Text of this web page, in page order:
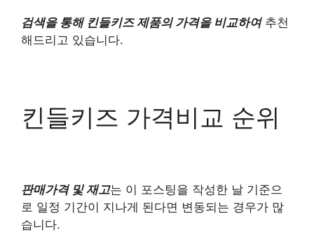
검색을 통해 킨들키즈 제품의 가격을 비교하여추천
해드리고 있습니다.
킨들키즈 가격비교 순위
판매가격 및 재고는 이 포스팅을 작성한 날 기준으
로 일정 기간이 지나게 된다면 변동되는 경우가 많
습니다.